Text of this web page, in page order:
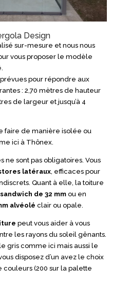
Design
sur-mesure et nous nous
vous proposer le modèle
pour répondre aux
: 2,70 mètres de hauteur
de largeur et jusqu’à 4
faire de manière isolée ou
ici à Thônex.
ne sont pas obligatoires. Vous
latéraux, efficaces pour
Quant à elle, la toiture
de 32 mmou en
alvéolé clair ou opale.
peut vous aider à vous
les rayons du soleil gênants.
gris comme ici mais aussi le
disposez d’un avez le choix
(200 sur la palette